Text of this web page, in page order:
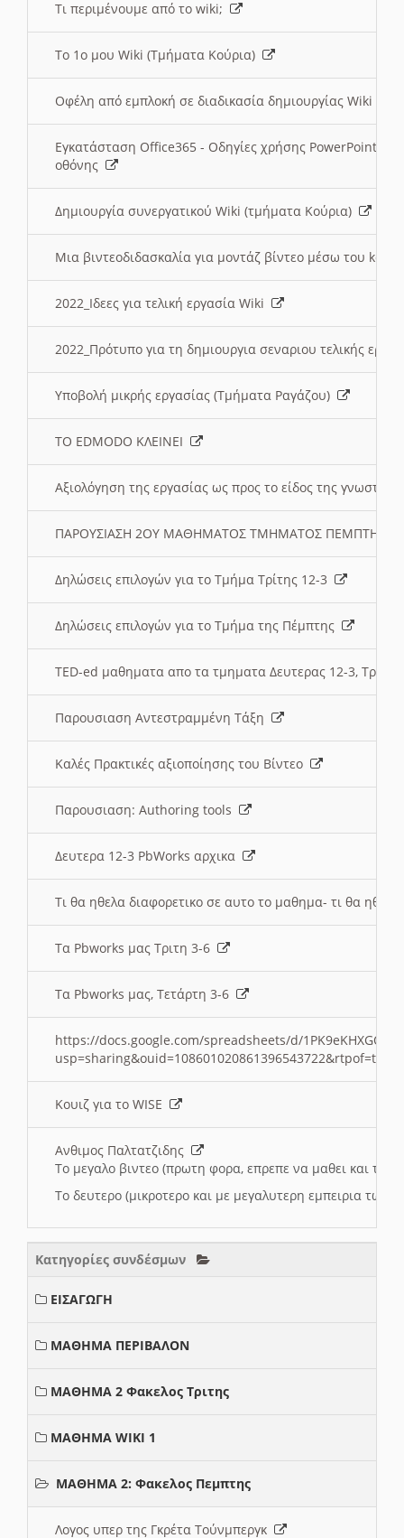
Τι περιμένουμε από το wiki;
Το 1ο μου Wiki (Τμήματα Κούρια)
Οφέλη από εμπλοκή σε διαδικασία δημιουργίας Wiki
Εγκατάσταση Office365 - Οδηγίες χρήσης PowerPoint
οθόνης
Δημιουργία συνεργατικού Wiki (τμήματα Κούρια)
Μια βιντεοδιδασκαλία για μοντάζ βίντεο μέσω του
2022_Ιδεες για τελική εργασία Wiki
2022_Πρότυπο για τη δημιουργια σεναριου τελικής
Υποβολή μικρής εργασίας (Τμήματα Ραγάζου)
ΤΟ EDMODO ΚΛΕΙΝΕΙ
Αξιολόγηση της εργασίας ως προς το είδος της
ΠΑΡΟΥΣΙΑΣΗ 2ΟΥ ΜΑΘΗΜΑΤΟΣ ΤΜΗΜΑΤΟΣ
Δηλώσεις επιλογών για το Τμήμα Τρίτης 12-3
Δηλώσεις επιλογών για το Τμήμα της Πέμπτης
TED-ed μαθηματα απο τα τμηματα Δευτερας 12-3,
Παρουσιαση Αντεστραμμένη Τάξη
Καλές Πρακτικές αξιοποίησης του Βίντεο
Παρουσιαση: Authoring tools
Δευτερα 12-3 PbWorks αρχικα
Τι θα ηθελα διαφορετικο σε αυτο το μαθημα- τι θα
Τα Pbworks μας Τριτη 3-6
Τα Pbworks μας, Τετάρτη 3-6
https://docs.google.com/spreadsheets/d/
Κουιζ για το WISE
Ανθιμος Παλτατζιδης
Το μεγαλο βιντεο (πρωτη φορα, επρεπε να μαθει και το
Το δευτερο (μικροτερο και με μεγαλυτερη εμπειρια
Κατηγορίες συνδέσμων
ΕΙΣΑΓΩΓΗ
ΜΑΘΗΜΑ ΠΕΡΙΒΑΛΟΝ
ΜΑΘΗΜΑ 2 Φακελος Τριτης
ΜΑΘΗΜΑ WIKI 1
ΜΑΘΗΜΑ 2: Φακελος Πεμπτης
Λογος υπερ της Γκρέτα Τούνμπεργκ